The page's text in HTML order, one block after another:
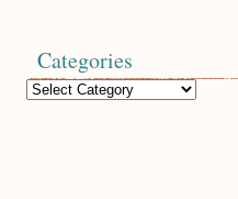
Categories
Categories